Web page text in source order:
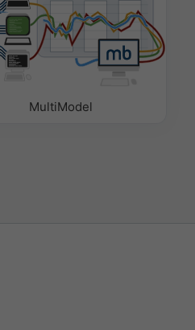
MultiModel